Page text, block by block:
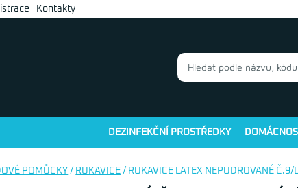
Kontakty
DEZINFEKČNÍ PROSTŘEDKY
POMŮCKY / RUKAVICE / RUKAVICE LATEX NEPUDROVANÉ Č.9/